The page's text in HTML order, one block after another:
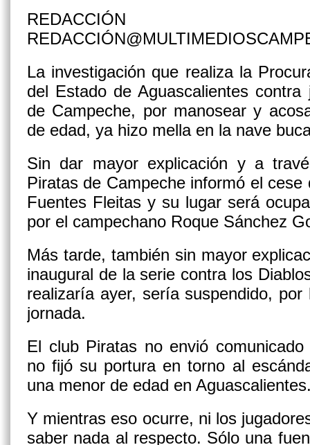
REDACCIÓN
La investigación que realiza la
del Estado de Aguascalientes
de Campeche, por manosear y
de edad, ya hizo mella en la nave
Sin dar mayor explicación y a
Piratas de Campeche informó el
Fuentes Fleitas y su lugar será
por el campechano Roque Sánchez
Más tarde, también sin mayor
inaugural de la serie contra los
realizaría ayer, sería suspendido,
jornada.
El club Piratas no envió
no fijó su portura en torno al
una menor de edad en
Y mientras eso ocurre, ni los
saber nada al respecto. Sólo una